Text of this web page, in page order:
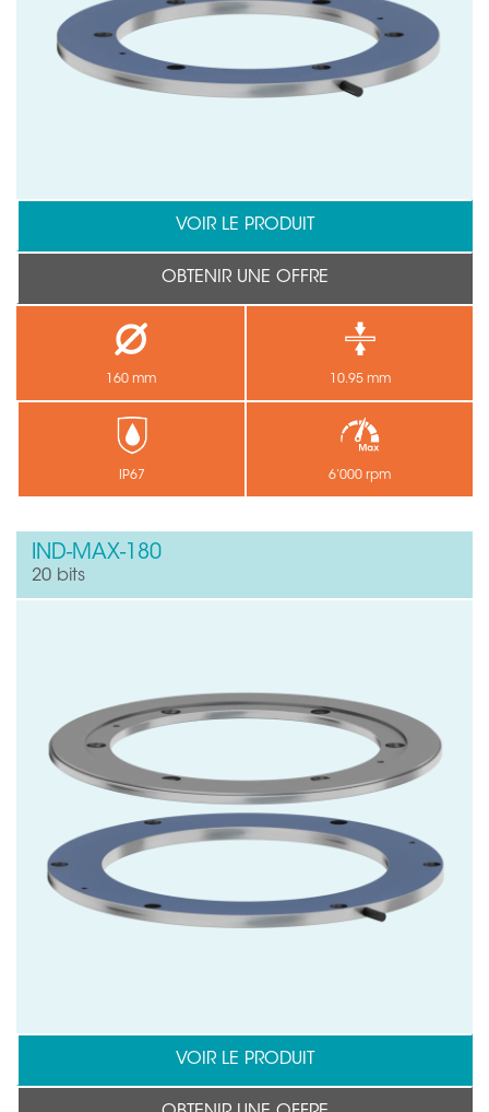
160 mm 10.95 mm
IP67 6’000 rpm
VOIR LE PRODUIT
OBTENIR UNE OFFRE
IND-MAX-180
20 bits
VOIR LE PRODUIT